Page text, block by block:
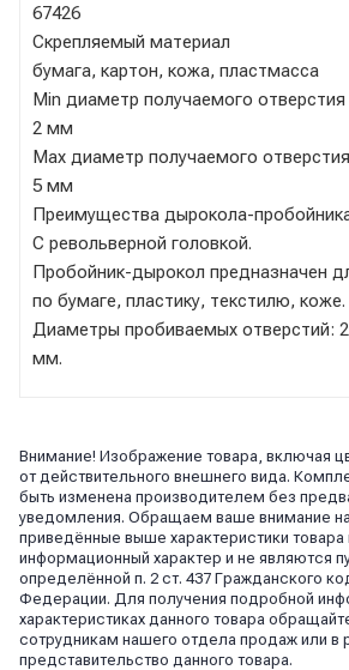
67426
Скрепляемый материал
бумага, картон, кожа, пластмасса
Мin диаметр получаемого отверстия
2 мм
Max диаметр получаемого отверстия
5 мм
Преимущества дырокола-
С револьверной головкой.
Пробойник-дырокол предназначен
по бумаге, пластику, текстилю, коже.
Диаметры пробиваемых отверстий:
мм.
Внимание! Изображение товара, включая
от действительного внешнего вида.
быть изменена производителем без
уведомления. Обращаем ваше внимание на
приведённые выше характеристики
информационный характер и не являются
определённой п. 2 ст. 437 Гражданского
Федерации. Для получения подробной
характеристиках данного товара
сотрудникам нашего отдела продаж или в
представительство данного товара.